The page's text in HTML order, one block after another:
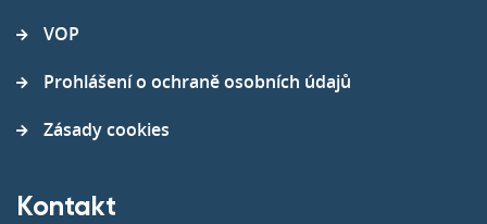
VOP
Prohlášení o ochraně osobních údajů
Zásady cookies
Kontakt